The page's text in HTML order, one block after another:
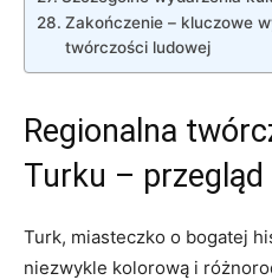
Zakończenie – kluczowe
twórczości ludowej
Regionalna
Turku –
Turk, miasteczko o bogatej
niezwykle kolorową i